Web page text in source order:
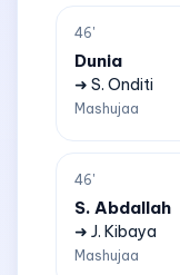
46'
Dunia
➜ S. Onditi
Mashujaa
46'
S. Abdallah
➜ J. Kibaya
Mashujaa